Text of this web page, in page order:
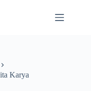
Karya